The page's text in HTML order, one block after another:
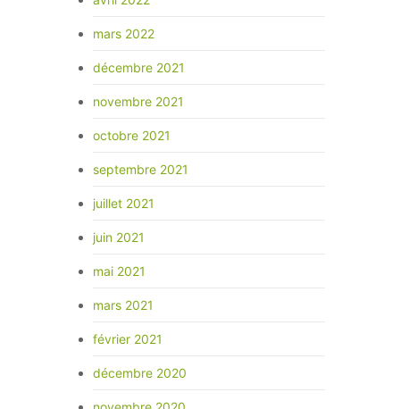
mars 2022
décembre 2021
novembre 2021
octobre 2021
septembre 2021
juillet 2021
juin 2021
mai 2021
mars 2021
février 2021
décembre 2020